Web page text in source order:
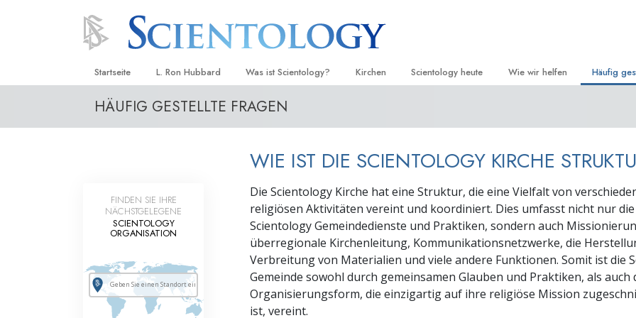
Startseite L. Ron Hubbard Was ist Scientology?
Anschauungen und Praxis
Lernen Sie einen Scientologen kennen
Innerhalb einer Scientology Kirche
Die Grundprinzipien der Scientology
Eine Einführung in die Dianetik
Kirchen
Fortgeschrittene Organisationen
Flag Land Base
Freewinds
Scientology für die Welt
Scientology heute
David Miscavige – Kirchliches
Wie wir helfen
Criminon
Narconon
Fakten über Drogen
United for Human Rights
Menschenrechte)
Citizens Commission on Human
Häufig
HÄUFIG GESTELLTE FRAGEN
WIE IST DIE SCIENTOLOGY KIRCHE
Die Scientology Kirche hat eine Struktur, die eine Vielfalt von
religiösen Aktivitäten vereint und koordiniert. Dies umfasst nicht nur
Scientology Gemeindedienste und Praktiken, sondern auch
überregionale Kirchenleitung, Kommunikationsnetzwerke, die
Verbreitung von Materialien und viele andere Funktionen. Somit ist die
Gemeinde sowohl durch gemeinsamen Glauben und Praktiken, als auch
Organisierungsform, die einzigartig auf ihre religiöse Mission
ist, vereint.
FINDEN SIE IHRE
NÄCHSTGELEGENE
SCIENTOLOGY
ORGANISATION